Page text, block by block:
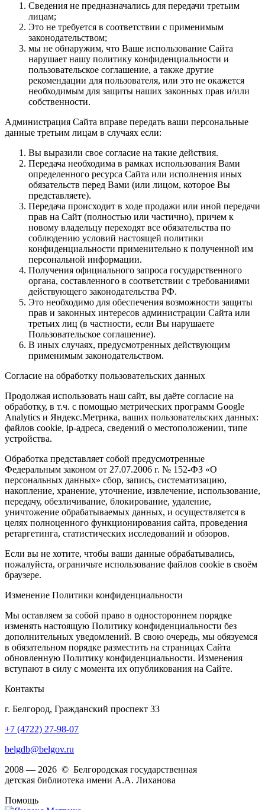
Сведения не предназначались для передачи третьим
лицам;
Это не требуется в соответствии с применимым
законодательством;
мы не обнаружим, что Ваше использование Сайта
нарушает нашу политику конфиденциальности и
пользовательское соглашение, а также другие
рекомендации для пользователя, или это не окажется
необходимым для защиты наших законных прав и/или
собственности.
Администрация Сайта вправе передать ваши персональные
данные третьим лицам в случаях если:
Вы выразили свое согласие на такие действия.
Передача необходима в рамках использования Вами
определенного ресурса Сайта или исполнения иных
обязательств перед Вами (или лицом, которое Вы
представляете).
Передача происходит в ходе продажи или иной передачи
прав на Сайт (полностью или частично), причем к
новому владельцу переходят все обязательства по
соблюдению условий настоящей политики
конфиденциальности применительно к полученной им
персональной информации.
Получения официального запроса государственного
органа, составленного в соответствии с требованиями
действующего законодательства РФ.
Это необходимо для обеспечения возможности защиты
прав и законных интересов администрации Сайта или
третьих лиц (в частности, если Вы нарушаете
Пользовательское соглашение).
В иных случаях, предусмотренных действующим
применимым законодательством.
Согласие на обработку пользовательских данных
Продолжая использовать наш сайт, вы даёте согласие на
обработку, в т.ч. с помощью метрических программ Google
Analytics и Яндекс.Метрика, ваших пользовательских данных:
файлов cookie, ip-адреса, сведений о местоположении, типе
устройства.
Обработка представляет собой предусмотренные
Федеральным законом от 27.07.2006 г. № 152-ФЗ «О
персональных данных» сбор, запись, систематизацию,
накопление, хранение, уточнение, извлечение, использование,
передачу, обезличивание, блокирование, удаление,
уничтожение обрабатываемых данных, и осуществляется в
целях полноценного функционирования сайта, проведения
ретаргетинга, статистических исследований и обзоров.
Если вы не хотите, чтобы ваши данные обрабатывались,
пожалуйста, ограничьте использование файлов cookie в своём
браузере.
Изменение Политики конфиденциальности
Мы оставляем за собой право в одностороннем порядке
изменять настоящую Политику конфиденциальности без
дополнительных уведомлений. В свою очередь, мы обязуемся
в обязательном порядке разместить на страницах Сайта
обновленную Политику конфиденциальности. Изменения
вступают в силу с момента их опубликования на Сайте.
Контакты
г. Белгород, Гражданский проспект 33
+7 (4722) 27-98-07
belgdb@belgov.ru
2008 — 2026 © Белгородская государственная
детская библиотека имени А.А. Лиханова
Помощь